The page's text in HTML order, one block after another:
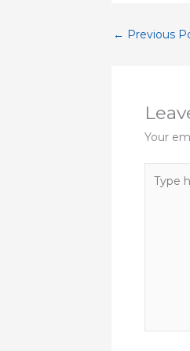
← Previous
Your
here..